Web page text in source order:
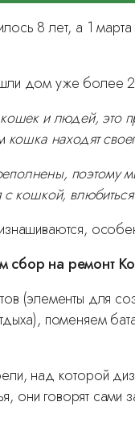
8 лет, а 1
дом уже более
и людей, это
кошка находят
поэтому
кошкой,
сбор на ремонт
(элементы для
поменяем
над которой
они говорят сами